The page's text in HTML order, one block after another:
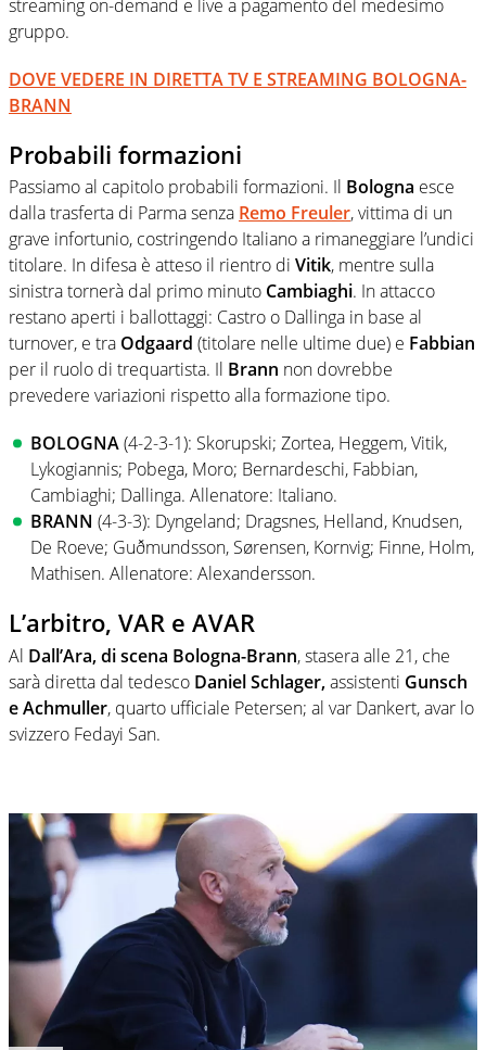
streaming on-demand e live a pagamento del medesimo
gruppo.
DOVE VEDERE IN DIRETTA TV E STREAMING BOLOGNA-
BRANN
Probabili formazioni
Passiamo al capitolo probabili formazioni. Il Bologna esce
dalla trasferta di Parma senza Remo Freuler, vittima di un
grave infortunio, costringendo Italiano a rimaneggiare l’undici
titolare. In difesa è atteso il rientro di Vitik, mentre sulla
sinistra tornerà dal primo minuto Cambiaghi. In attacco
restano aperti i ballottaggi: Castro o Dallinga in base al
turnover, e tra Odgaard (titolare nelle ultime due) e Fabbian
per il ruolo di trequartista. Il Brann non dovrebbe
prevedere variazioni rispetto alla formazione tipo.
BOLOGNA(4-2-3-1): Skorupski; Zortea, Heggem, Vitik,
Lykogiannis; Pobega, Moro; Bernardeschi, Fabbian,
Cambiaghi; Dallinga. Allenatore: Italiano.
BRANN (4-3-3): Dyngeland; Dragsnes, Helland, Knudsen,
De Roeve; Guðmundsson, Sørensen, Kornvig; Finne, Holm,
Mathisen. Allenatore: Alexandersson.
L’arbitro, VAR e AVAR
Al Dall’Ara, di scena Bologna-Brann, stasera alle 21, che
sarà diretta dal tedesco Daniel Schlager,assistenti Gunsch
e Achmuller, quarto ufficiale Petersen; al var Dankert, avar lo
svizzero Fedayi San.